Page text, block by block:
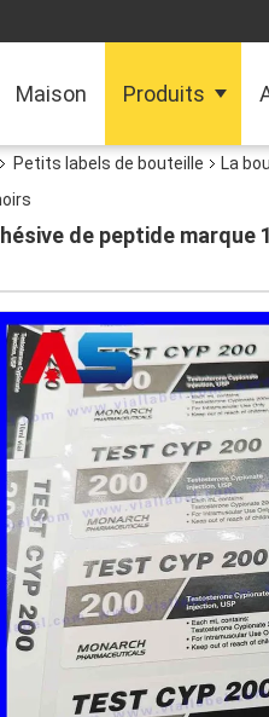
Maison Produits
Petits labels de bouteille
La
de peptide